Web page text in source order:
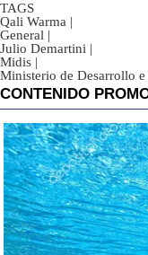
TAGS
Qali Warma |
General |
Julio Demartini |
Midis |
Ministerio de Desarrollo